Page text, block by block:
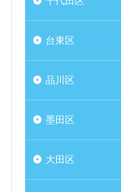
台東区
品川区
墨田区
大田区